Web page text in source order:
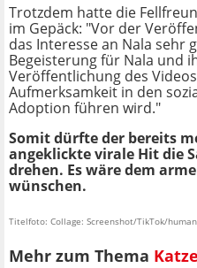
Trotzdem hatte die
im Gepäck: "Vor der
das Interesse an Nala sehr
Begeisterung für Nala und
Veröffentlichung des
Aufmerksamkeit in den
Adoption führen wird."
Somit dürfte der bereits
angeklickte virale Hit die
drehen. Es wäre dem
wünschen.
Titelfoto: Collage: Screenshot/TikTok/
Mehr zum Thema